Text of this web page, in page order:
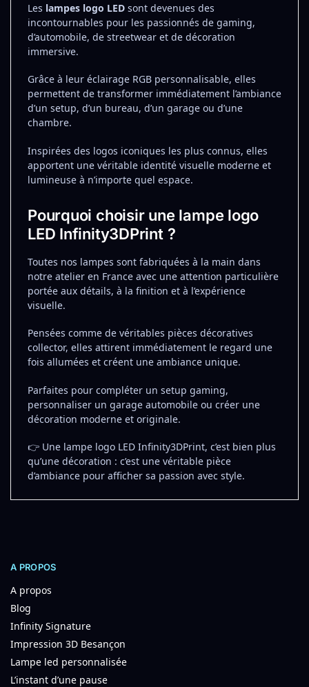
Les lampes logo LED sont devenues des
incontournables pour les passionnés de gaming,
d’automobile, de streetwear et de décoration
immersive.
Grâce à leur éclairage RGB personnalisable, elles
permettent de transformer immédiatement l’ambiance
d’un setup, d’un bureau, d’un garage ou d’une
chambre.
Inspirées des logos iconiques les plus connus, elles
apportent une véritable identité visuelle moderne et
lumineuse à n’importe quel espace.
Pourquoi choisir une lampe logo
LED Infinity3DPrint ?
Toutes nos lampes sont fabriquées à la main dans
notre atelier en France avec une attention particulière
portée aux détails, à la finition et à l’expérience
visuelle.
Pensées comme de véritables pièces décoratives
collector, elles attirent immédiatement le regard une
fois allumées et créent une ambiance unique.
Parfaites pour compléter un setup gaming,
personnaliser un garage automobile ou créer une
décoration moderne et originale.
👉 Une lampe logo LED Infinity3DPrint, c’est bien plus
qu’une décoration : c’est une véritable pièce
d’ambiance pour afficher sa passion avec style.
A PROPOS
A propos
Blog
Infinity Signature
Impression 3D Besançon
Lampe led personnalisée
L’instant d’une pause